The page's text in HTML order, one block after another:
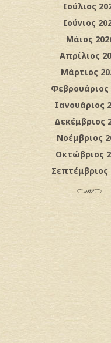
Ιούλιος
Ιούνιος
Μάιος
Απρίλιος
Μάρτιος
Φεβρουάριος
Ιανουάριος
Δεκέμβριος
Νοέμβριος
Οκτώβριος
Σεπτέμβριος